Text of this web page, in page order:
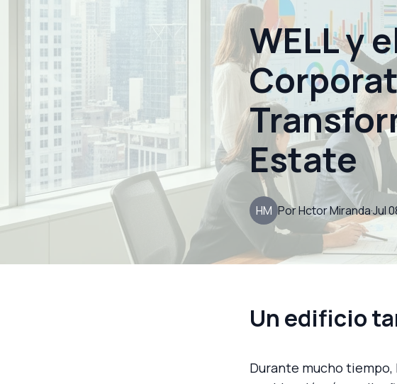
WELL y
Estate
HM Jul
·
PorHctorMiranda
Un edificio
Durante mucho